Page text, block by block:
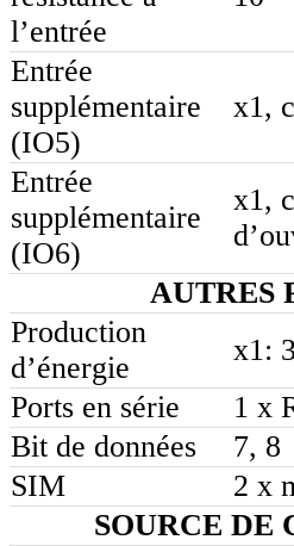
l’entrée
Entrée
supplémentaire
(IO5)
x1,
Entrée
supplémentaire
(IO6)
x1,
AUTRES
Production
d’énergie
x1:
Ports en série
1 x
Bit de données
7, 8
SIM
2 x
SOURCE DE